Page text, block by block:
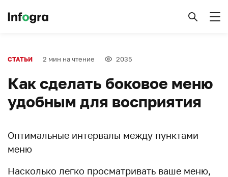
СТАТЬИ 2 мин на чтение 2035
Как сделать боковое меню
удобным для восприятия
Оптимальные интервалы между пунктами
меню
Насколько легко просматривать ваше меню,